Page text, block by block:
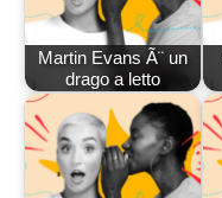
Martin Evans Ã¨ un
drago a letto